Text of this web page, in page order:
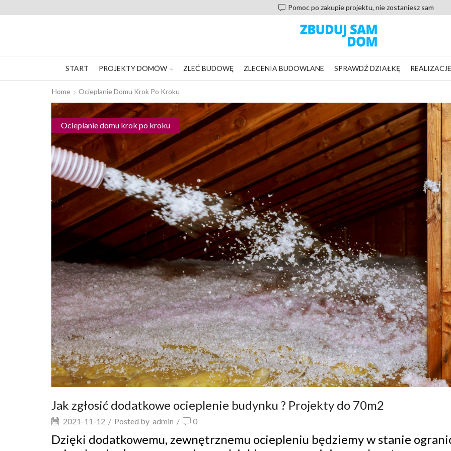
Pomoc po zakupie projektu, nie zostaniesz sam
START PROJEKTY DOMÓW ZLEĆ BUDOWĘ ZLECENIA BUDOWLANE SPRAWDŹ DZIAŁKĘ REALIZACJE
Home Ocieplanie Domu Krok Po Kroku
Ocieplanie domu krok po kroku
Jak zgłosić dodatkowe ocieplenie budynku ? Projekty do 70m2
2021-11-12 / Posted by admin / 0
Dzięki dodatkowemu, zewnętrznemu ociepleniu będziemy w stanie